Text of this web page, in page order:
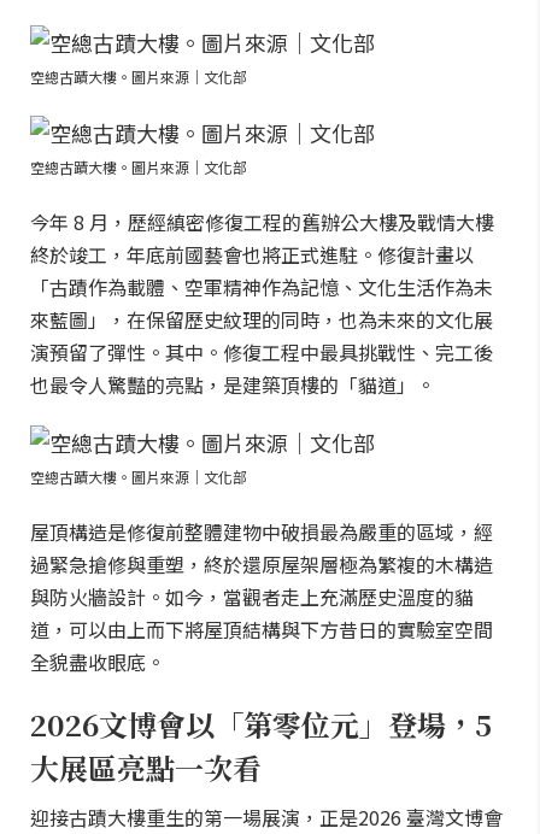
空總古蹟大樓。圖片來源｜文化部
空總古蹟大樓。圖片來源｜文化部
今年 8 月，歷經縝密修復工程的舊辦公大樓及戰情大樓
終於竣工，年底前國藝會也將正式進駐。修復計畫以
「古蹟作為載體、空軍精神作為記憶、文化生活作為未
來藍圖」，在保留歷史紋理的同時，也為未來的文化展
演預留了彈性。其中。修復工程中最具挑戰性、完工後
也最令人驚豔的亮點，是建築頂樓的「貓道」。
空總古蹟大樓。圖片來源｜文化部
屋頂構造是修復前整體建物中破損最為嚴重的區域，經
過緊急搶修與重塑，終於還原屋架層極為繁複的木構造
與防火牆設計。如今，當觀者走上充滿歷史溫度的貓
道，可以由上而下將屋頂結構與下方昔日的實驗室空間
全貌盡收眼底。
2026文博會以「第零位元」登場，5
大展區亮點一次看
迎接古蹟大樓重生的第一場展演，正是2026 臺灣文博會